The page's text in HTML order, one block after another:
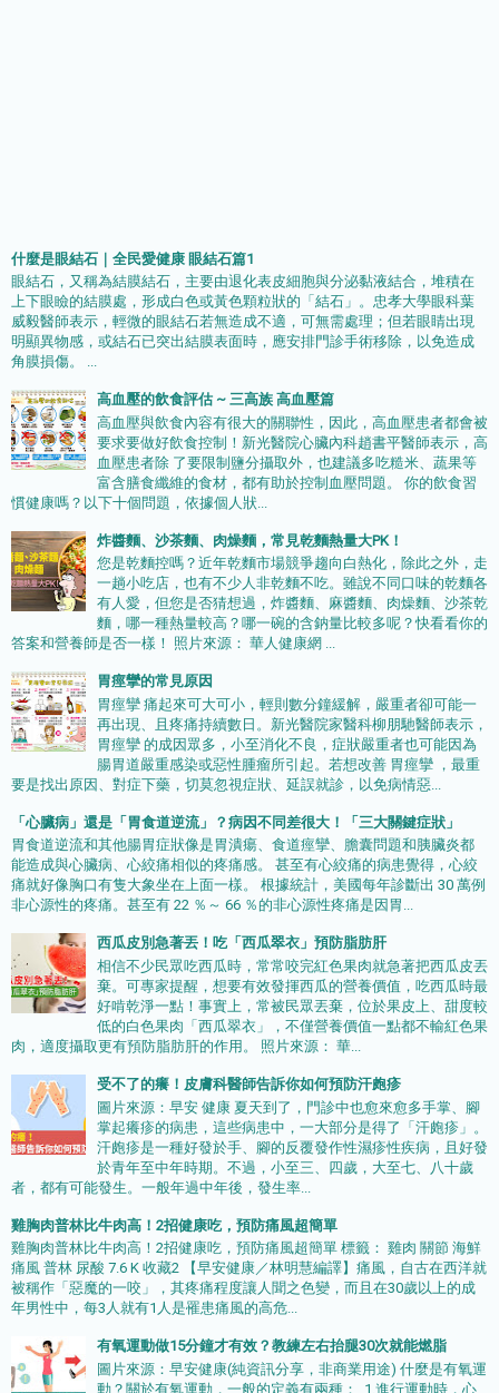
什麼是眼結石｜全民愛健康 眼結石篇1
眼結石，又稱為結膜結石，主要由退化表皮細胞與分泌黏液結合，堆積在
上下眼瞼的結膜處，形成白色或黃色顆粒狀的「結石」。忠孝大學眼科葉
威毅醫師表示，輕微的眼結石若無造成不適，可無需處理；但若眼睛出現
明顯異物感，或結石已突出結膜表面時，應安排門診手術移除，以免造成
角膜損傷。 ...
高血壓的飲食評估 ~ 三高族 高血壓篇
高血壓與飲食內容有很大的關聯性，因此，高血壓患者都會被
要求要做好飲食控制！新光醫院心臟內科趙書平醫師表示，高
血壓患者除 了要限制鹽分攝取外，也建議多吃糙米、蔬果等
富含膳食纖維的食材，都有助於控制血壓問題。 你的飲食習
慣健康嗎？以下十個問題，依據個人狀...
炸醬麵、沙茶麵、肉燥麵，常見乾麵熱量大PK！
您是乾麵控嗎？近年乾麵市場競爭趨向白熱化，除此之外，走
一趟小吃店，也有不少人非乾麵不吃。雖說不同口味的乾麵各
有人愛，但您是否猜想過，炸醬麵、麻醬麵、肉燥麵、沙茶乾
麵，哪一種熱量較高？哪一碗的含鈉量比較多呢？快看看你的
答案和營養師是否一樣！ 照片來源： 華人健康網 ...
胃痙攣的常見原因
胃痙攣 痛起來可大可小，輕則數分鐘緩解，嚴重者卻可能一
再出現、且疼痛持續數日。新光醫院家醫科柳朋馳醫師表示，
胃痙攣 的成因眾多，小至消化不良，症狀嚴重者也可能因為
腸胃道嚴重感染或惡性腫瘤所引起。若想改善 胃痙攣 ，最重
要是找出原因、對症下藥，切莫忽視症狀、延誤就診，以免病情惡...
「心臟病」還是「胃食道逆流」？病因不同差很大！「三大關鍵症狀」
胃食道逆流和其他腸胃症狀像是胃潰瘍、食道痙攣、膽囊問題和胰臟炎都
能造成與心臟病、心絞痛相似的疼痛感。 甚至有心絞痛的病患覺得，心絞
痛就好像胸口有隻大象坐在上面一樣。 根據統計，美國每年診斷出 30 萬例
非心源性的疼痛。甚至有 22 ％～ 66 ％的非心源性疼痛是因胃...
西瓜皮別急著丟！吃「西瓜翠衣」預防脂肪肝
相信不少民眾吃西瓜時，常常咬完紅色果肉就急著把西瓜皮丟
棄。可專家提醒，想要有效發揮西瓜的營養價值，吃西瓜時最
好啃乾淨一點！事實上，常被民眾丟棄，位於果皮上、甜度較
低的白色果肉「西瓜翠衣」，不僅營養價值一點都不輸紅色果
肉，適度攝取更有預防脂肪肝的作用。 照片來源： 華...
受不了的癢！皮膚科醫師告訴你如何預防汗皰疹
圖片來源：早安 健康 夏天到了，門診中也愈來愈多手掌、腳
掌起癢疹的病患，這些病患中，一大部分是得了「汗皰疹」。
汗皰疹是一種好發於手、腳的反覆發作性濕疹性疾病，且好發
於青年至中年時期。不過，小至三、四歲，大至七、八十歲
者，都有可能發生。一般年過中年後，發生率...
雞胸肉普林比牛肉高！2招健康吃，預防痛風超簡單
雞胸肉普林比牛肉高！2招健康吃，預防痛風超簡單 標籤： 雞肉 關節 海鮮
痛風 普林 尿酸 7.6 K 收藏2 【早安健康／林明慧編譯】痛風，自古在西洋就
被稱作「惡魔的一咬」，其疼痛程度讓人聞之色變，而且在30歲以上的成
年男性中，每3人就有1人是罹患痛風的高危...
有氧運動做15分鐘才有效？教練左右抬腿30次就能燃脂
圖片來源：早安健康(純資訊分享，非商業用途) 什麼是有氧運
動？關於有氧運動，一般的定義有兩種： 1.進行運動時，心